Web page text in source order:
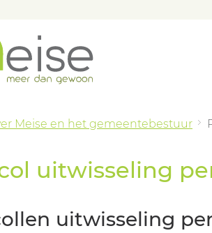
Meise en het gemeentebestuur
uitwisseling
uitwisseling